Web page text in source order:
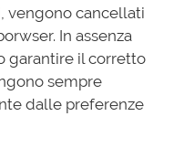
vengono cancellati
In assenza
garantire il corretto
sempre
dalle preferenze